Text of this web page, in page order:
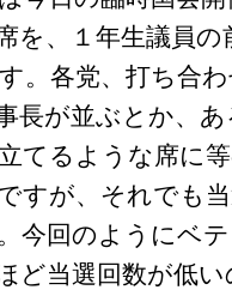
を、１年生議員
。各党、打ち合
長が並ぶとか、
てるような席に
すが、それでも
今回のようにベ
ど当選回数が低